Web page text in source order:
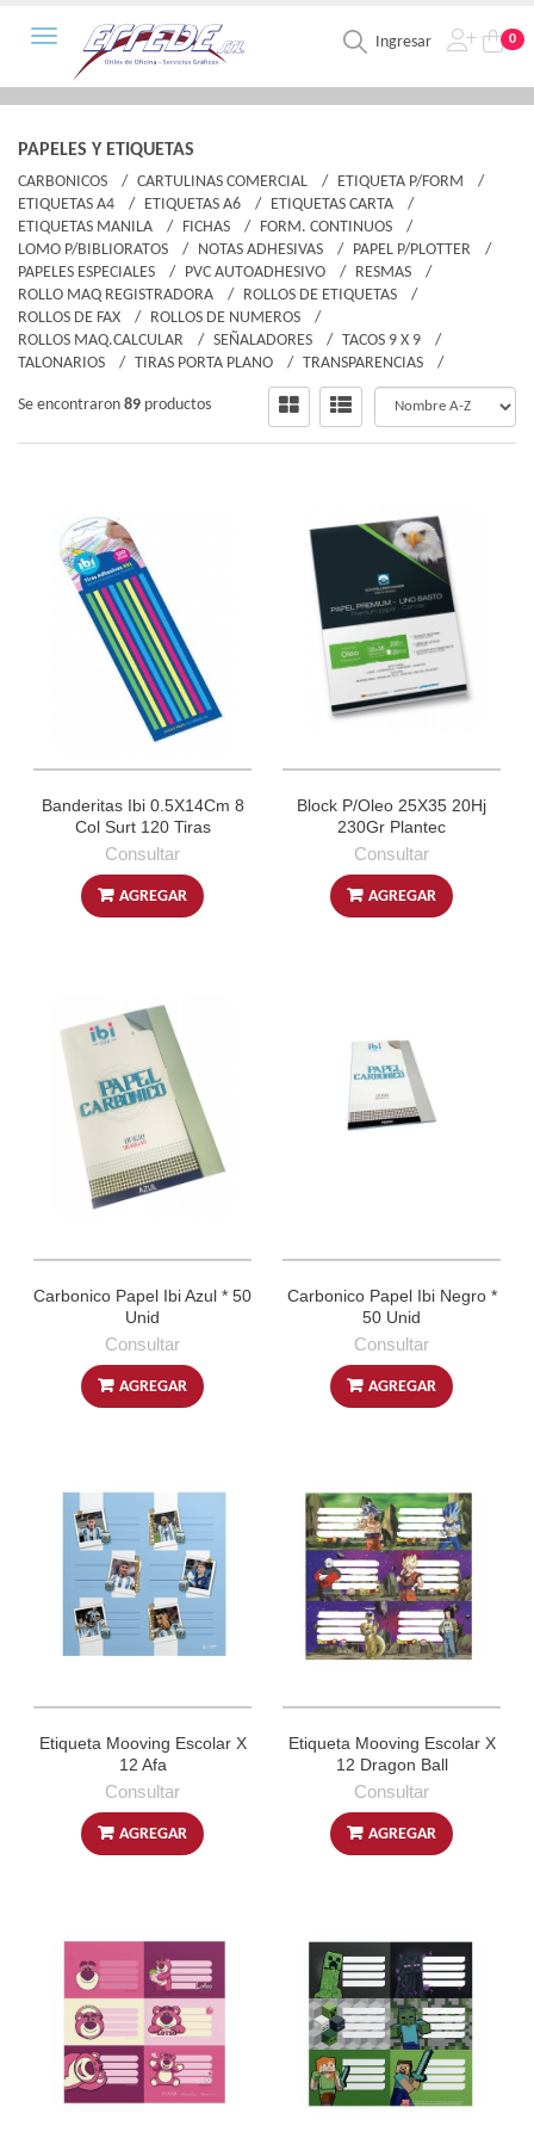
Ingresar 0
Toggle navigation
PAPELES Y ETIQUETAS
CARBONICOS CARTULINAS COMERCIAL
ETIQUETA P/FORM
ETIQUETAS A4
ETIQUETAS A6
ETIQUETAS CARTA
ETIQUETAS MANILA
FICHAS
FORM. CONTINUOS
LOMO P/BIBLIORATOS
NOTAS ADHESIVAS
PAPEL P/PLOTTER
PAPELES ESPECIALES
PVC AUTOADHESIVO
RESMAS
ROLLO MAQ REGISTRADORA
ROLLOS DE ETIQUETAS
ROLLOS DE FAX
ROLLOS DE NUMEROS
ROLLOS MAQ.CALCULAR
SEÑALADORES
TACOS 9 X 9
TALONARIOS
TIRAS PORTA PLANO TRANSPARENCIAS
Se encontraron 89 productos
Banderitas Ibi 0.5X14Cm 8
Col Surt 120 Tiras
Consultar
AGREGAR
Block P/Oleo 25X35 20Hj
230Gr Plantec
Consultar
AGREGAR
Carbonico Papel Ibi Azul * 50
Unid
Consultar
AGREGAR
Carbonico Papel Ibi Negro *
50 Unid
Consultar
AGREGAR
Etiqueta Mooving Escolar X
12 Afa
Consultar
AGREGAR
Etiqueta Mooving Escolar X
12 Dragon Ball
Consultar
AGREGAR